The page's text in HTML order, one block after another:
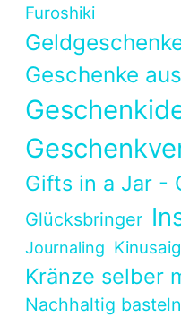
Furoshiki
Geschenke
Gifts in a Jar -
Glücksbringer
Journaling
Kränze selber
Nachhaltig basteln